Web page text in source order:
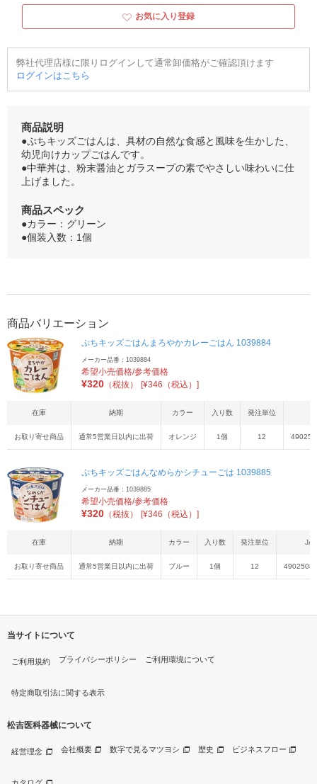
お気に入り登録
弊社代理店様に限りログインして通常卸価格がご確認頂けます
ログインはこちら
商品説明
●ぷちキッズごはんは、具材の自然な食感と風味を生かした、
幼児向けカップごはんです。
●中華丼は、粉末醤油とガラスープの素でやさしい味わいに仕
上げました。
商品スペック
●カラー：グリーン
●個装入数：1個
商品バリエーション
ぷちキッズごはんまろやかカレーごはん 1039884
メーカー品番：1039884
希望小売価格/参考価格
¥320 （税抜） [¥346（税込）]
在庫 納期 カラー 入り数 発注単位
お取り寄せ商品 通常5営業日以内に出荷 オレンジ 1個 12
ぷちキッズごはんなめらかシチューごは 1039885
メーカー品番：1039885
希望小売価格/参考価格
¥320 （税抜） [¥346（税込）]
在庫 納期 カラー 入り数 発注単位
お取り寄せ商品 通常5営業日以内に出荷 ブルー 1個 12
当サイトについて
ご利用規約 プライバシーポリシー ご利用環境について
特定商取引法に関する表示
松吉医科器械について
経営理念 会社概要 数字で見るマツヨシ 歴史 ビジネスフロー